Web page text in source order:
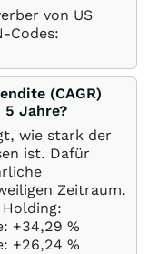
von US
Codes:
(CAGR)
5 Jahre?
wie stark der
ist. Dafür
Zeitraum.
+34,29 %
+26,24 %